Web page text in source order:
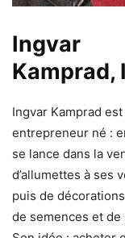
Ingvar
Kamprad,
Ingvar Kamprad est
entrepreneur né :
se lance dans la
d’allumettes à ses
puis de
de semences et de